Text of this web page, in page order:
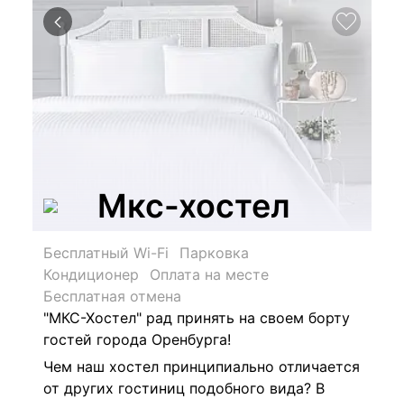
Мкс-хостел
Бесплатный Wi-Fi
Парковка
Кондиционер
Оплата на месте
Бесплатная отмена
"МКС-Хостел" рад принять на своем борту
гостей города Оренбурга!
Чем наш хостел принципиально отличается
от других гостиниц подобного вида? В